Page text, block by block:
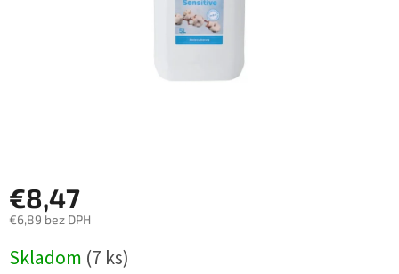
€8,47
€6,89 bez DPH
cena:
Skladom (7 ks)